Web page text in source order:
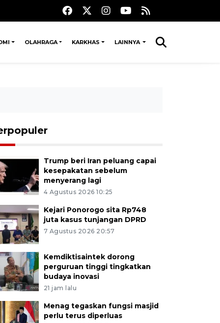
OLAHRAGA KARKHAS LAINNYA
Trump beri Iran peluang capai
kesepakatan sebelum
menyerang lagi
4 Agustus 2026 10:25
Kejari Ponorogo sita Rp748
juta kasus tunjangan DPRD
7 Agustus 2026 20:57
Kemdiktisaintek dorong
perguruan tinggi tingkatkan
budaya inovasi
21 jam lalu
Menag tegaskan fungsi masjid
perlu terus diperluas